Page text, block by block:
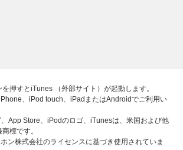
押すとiTunes （外部サイト）が起動します。
、iPod touch、iPadまたはAndroidでご利用い
App Store、iPodのロゴ、iTunesは、米国および他
標です。
ン株式会社のライセンスに基づき使用されていま